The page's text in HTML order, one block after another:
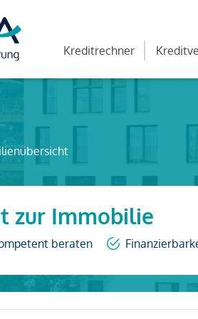
Kreditrechner
zur Immobilie
beraten